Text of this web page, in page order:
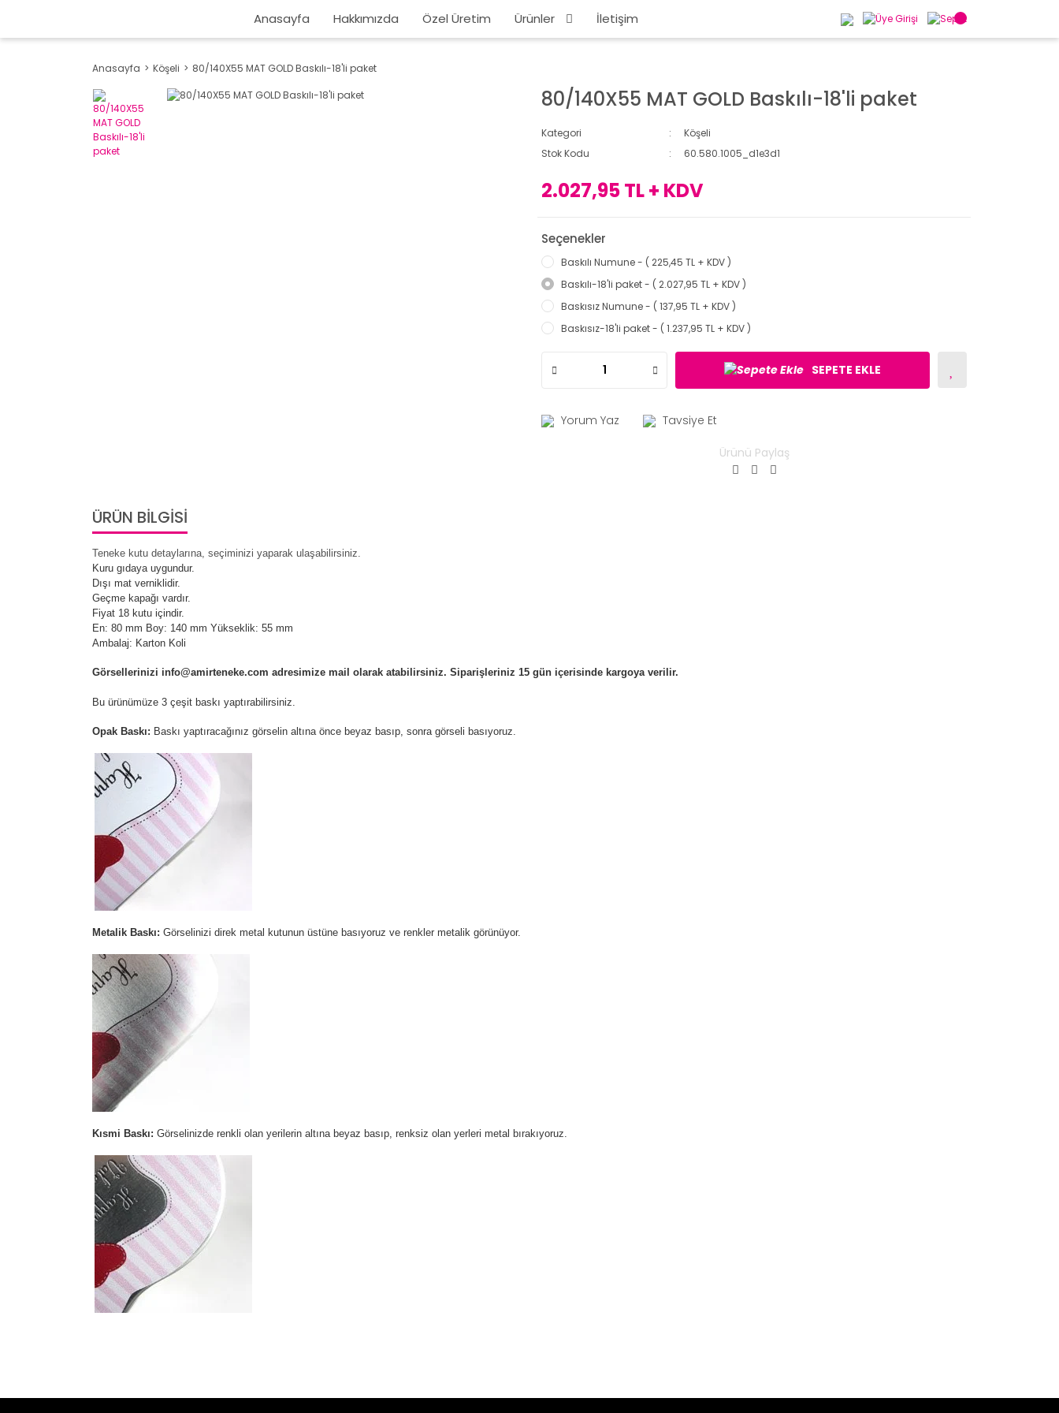
Anasayfa Hakkımızda Özel Üretim Ürünler İletişim
Anasayfa Köşeli 80/140X55 MAT GOLD Baskılı-18'li paket
80/140X55 MAT GOLD Baskılı-18'li paket
Kategori
Köşeli
Stok Kodu
60.580.1005_d1e3d1
2.027,95 TL + KDV
Seçenekler
Baskılı Numune - ( 225,45 TL + KDV )
Baskılı-18'li paket - ( 2.027,95 TL + KDV )
Baskısız Numune - ( 137,95 TL + KDV )
Baskısız-18'li paket - ( 1.237,95 TL + KDV )
SEPETE EKLE
Yorum Yaz Tavsiye Et
Ürünü Paylaş
ÜRÜN BİLGİSİ
Teneke kutu detaylarına, seçiminizi yaparak ulaşabilirsiniz.
Kuru gıdaya uygundur.
Dışı mat verniklidir.
Geçme kapağı vardır.
Fiyat 18 kutu içindir.
En: 80 mm Boy: 140 mm Yükseklik: 55 mm
Ambalaj: Karton Koli
Görsellerinizi info@amirteneke.com adresimize mail olarak atabilirsiniz. Siparişleriniz 15 gün içerisinde kargoya verilir.
Bu ürünümüze 3 çeşit baskı yaptırabilirsiniz.
Opak Baskı: Baskı yaptıracağınız görselin altına önce beyaz basıp, sonra görseli basıyoruz.
Metalik Baskı: Görselinizi direk metal kutunun üstüne basıyoruz ve renkler metalik görünüyor.
Kısmi Baskı: Görselinizde renkli olan yerilerin altına beyaz basıp, renksiz olan yerleri metal bırakıyoruz.